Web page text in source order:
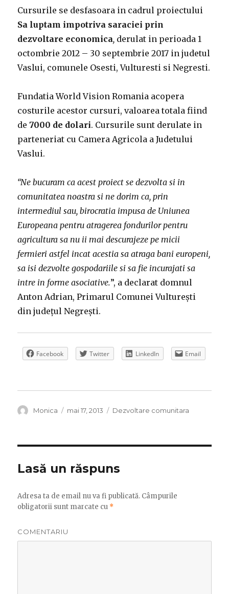
Cursurile se desfasoara in cadrul proiectului
Sa luptam impotriva saraciei prin
dezvoltare economica, derulat in perioada 1
octombrie 2012 – 30 septembrie 2017 in judetul
Vaslui, comunele Osesti, Vulturesti si Negresti.
Fundatia World Vision Romania acopera
costurile acestor cursuri, valoarea totala fiind
de7000 de dolari. Cursurile sunt derulate in
parteneriat cu Camera Agricola a Judetului
Vaslui.
“Ne bucuram ca acest proiect se dezvolta si in
comunitatea noastra si ne dorim ca, prin
intermediul sau, birocratia impusa de Uniunea
Europeana pentru atragerea fondurilor pentru
agricultura sa nu ii mai descurajeze pe micii
fermieri astfel incat acestia sa atraga bani europeni,
sa isi dezvolte gospodariile si sa fie incurajati sa
intre in forme asociative.”, a declarat domnul
Anton Adrian, Primarul Comunei Vultureşti
din județul Negreşti.
Facebook Twitter LinkedIn Email
Autor
Monica
Publicat
mai 17, 2013 Categorii
Dezvoltare comunitara
Lasă un răspuns
Adresa ta de email nu va fi publicată. Câmpurile
obligatorii sunt marcate cu *
COMENTARIU